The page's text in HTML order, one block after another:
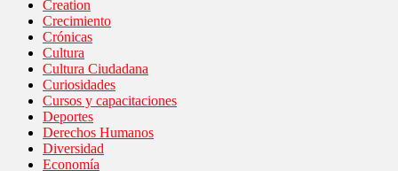
Creation
Crecimiento
Crónicas
Cultura
Cultura Ciudadana
Curiosidades
Cursos y capacitaciones
Deportes
Derechos Humanos
Diversidad
Economía